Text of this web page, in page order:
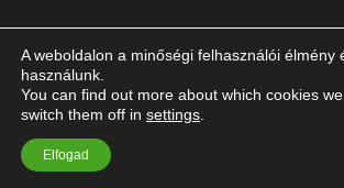
© 2023 Magyar Vakok és Gyengénlátók
A weboldalon a minőségi felhasználói élmény
használunk.
You can find out more about which cookies
switch them off in settings
Elfogad